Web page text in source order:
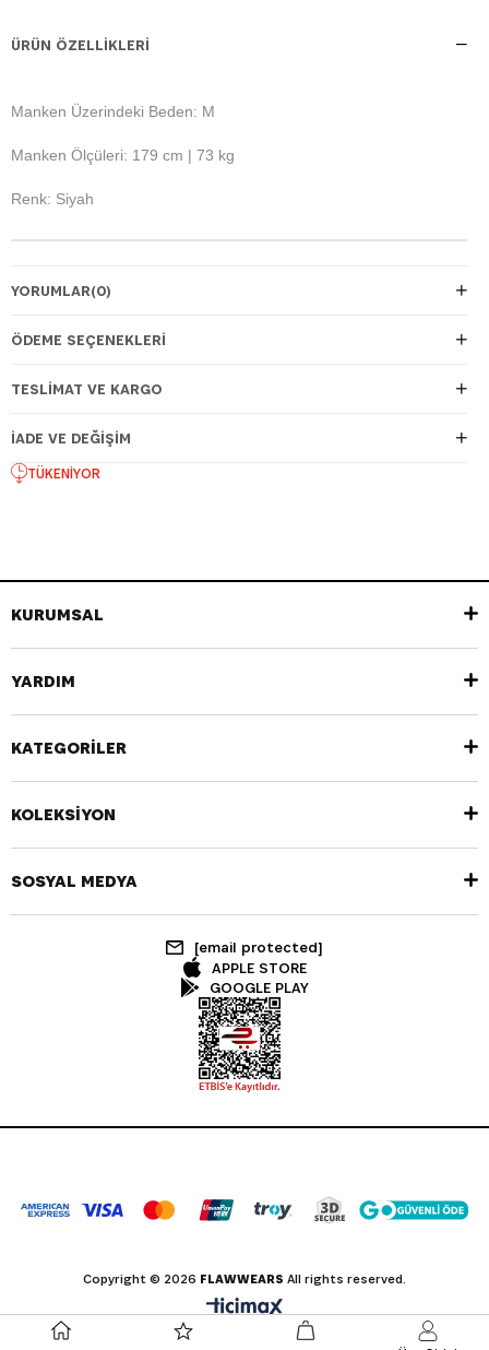
ÜRÜN ÖZELLIKLERI
Manken Üzerindeki Beden: M
Manken Ölçüleri: 179 cm | 73 kg
Renk: Siyah
YORUMLAR(0)
ÖDEME SEÇENEKLERI
TESLIMAT VE KARGO
İADE VE DEĞIŞIM
TÜKENIYOR
KURUMSAL
YARDIM
KATEGORİLER
KOLEKSİYON
SOSYAL MEDYA
[email protected]
APPLE STORE
GOOGLE PLAY
Copyright © 2026 FLAWWEARS All rights reserved.